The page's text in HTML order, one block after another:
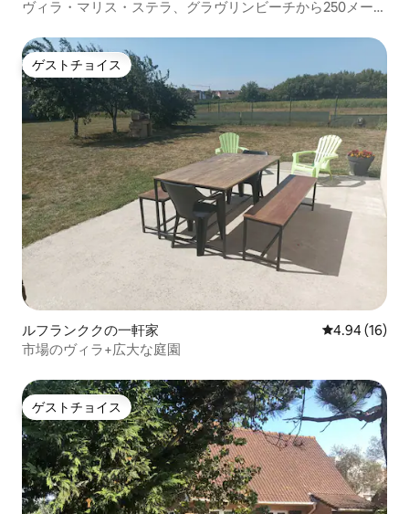
ヴィラ・マリス・ステラ、グラヴリンビーチから250メート
ゲストチョイス
ゲストチョイス
ルフランククの一軒家 レビュー16
4.94 (16)
市場のヴィラ+広大な庭園
ゲストチョイス
ゲストチョイス